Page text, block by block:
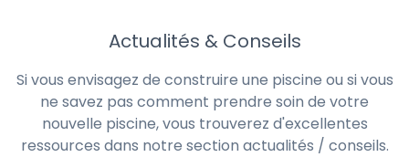
Actualités & Conseils
Si vous envisagez de construire une piscine ou si vous
ne savez pas comment prendre soin de votre
nouvelle piscine, vous trouverez d'excellentes
ressources dans notre section actualités / conseils.